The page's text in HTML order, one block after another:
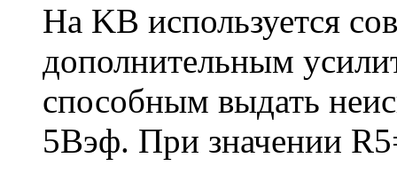
На KB используется
дополнительным
способным выдать
5Вэф. При значении